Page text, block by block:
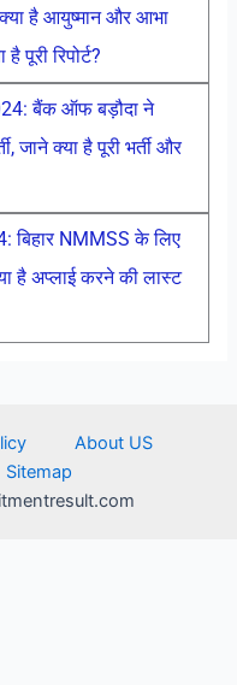
है आयुष्मान और आभा
पूरी रिपोर्ट?
बैंक ऑफ बड़ौदा ने
जाने क्या है पूरी भर्ती और
NMMSS के लिए
है अप्लाई करने की लास्ट
About US
Sitemap